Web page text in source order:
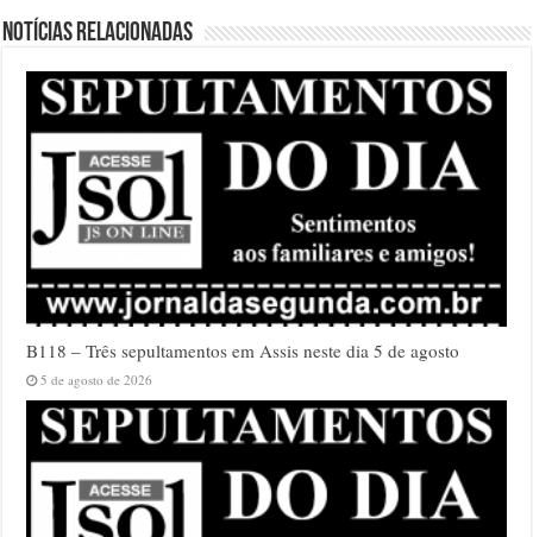
Notícias relacionadas
B118 – Três sepultamentos em Assis neste dia 5 de agosto
5 de agosto de 2026